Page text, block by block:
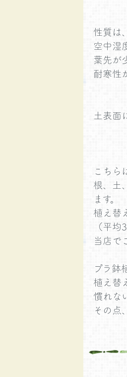
性質は
空中湿
葉先が
耐寒性
土表面
こちら
根、土
ます。
植え替
（平均
当店で
プラ鉢
植え替
慣れな
その点